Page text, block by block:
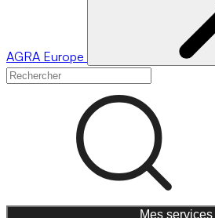
AGRA Europe
Mes services